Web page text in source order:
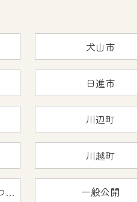
犬山市
日進市
川辺町
川越町
おうちで猿ＪＯＹどうぶつえん 一般公開